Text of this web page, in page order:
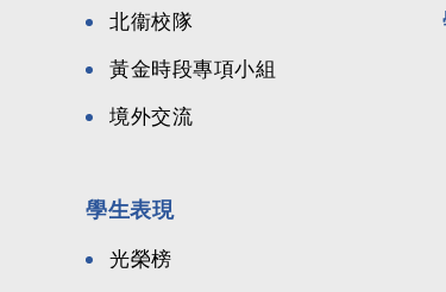
北衞校隊
黃金時段專項小組
境外交流
學生表現
光榮榜